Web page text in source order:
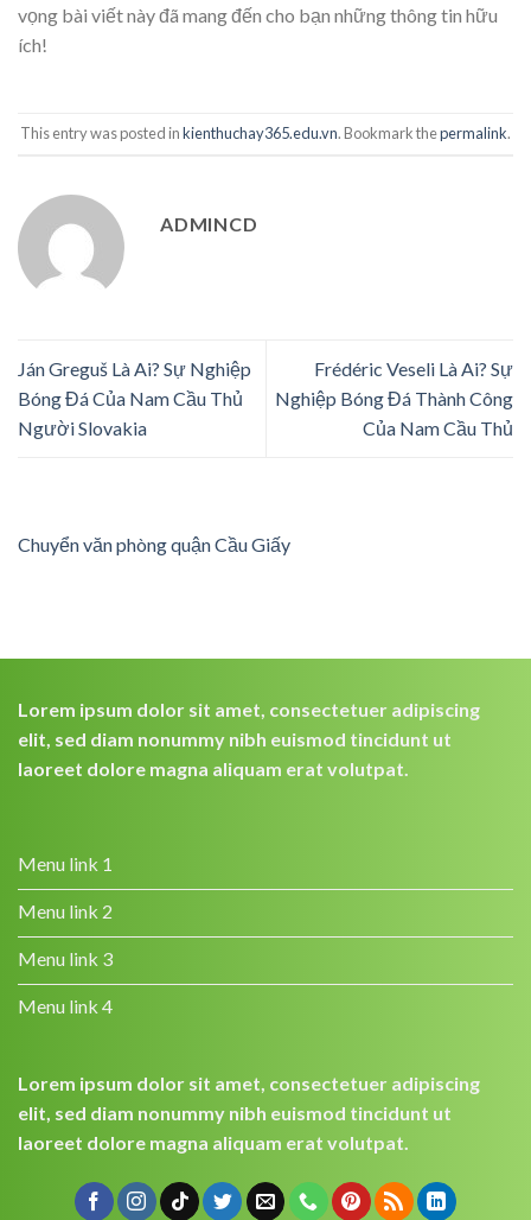
vọng bài viết này đã mang đến cho bạn những thông tin hữu
ích!
This entry was posted inkienthuchay365.edu.vn. Bookmark thepermalink.
ADMINCD
Ján Greguš Là Ai? Sự Nghiệp
Bóng Đá Của Nam Cầu Thủ
Người Slovakia
Frédéric Veseli Là Ai? Sự
Nghiệp Bóng Đá Thành Công
Của Nam Cầu Thủ
Chuyển văn phòng quận Cầu Giấy
Lorem ipsum dolor sit amet, consectetuer adipiscing
elit, sed diam nonummy nibh euismod tincidunt ut
laoreet dolore magna aliquam erat volutpat.
Menu link 1
Menu link 2
Menu link 3
Menu link 4
Lorem ipsum dolor sit amet, consectetuer adipiscing
elit, sed diam nonummy nibh euismod tincidunt ut
laoreet dolore magna aliquam erat volutpat.